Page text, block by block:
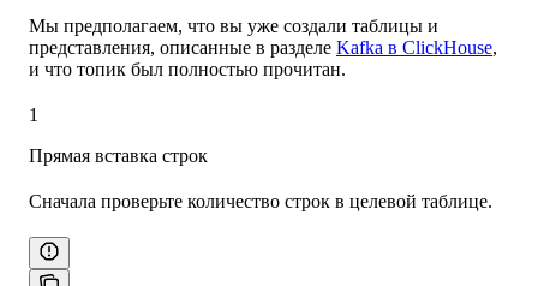
Мы предполагаем, что вы уже создали таблицы и
представления, описанные в разделе Kafka в ClickHouse,
и что топик был полностью прочитан.
1
Прямая вставка строк
Сначала проверьте количество строк в целевой таблице.